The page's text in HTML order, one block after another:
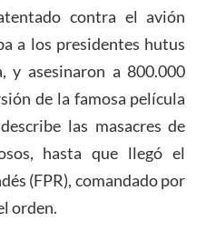
contra el avión
a los presidentes hutus
y asesinaron a 800.000
de la famosa película
las masacres de
hasta que llegó el
(FPR), comandado por
orden.